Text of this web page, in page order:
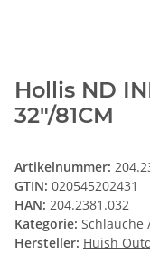
Hollis ND
32"/81CM
Artikelnummer:
GTIN: 020545202431
HAN: 204.2381.032
Kategorie: Schläuche
Hersteller: Huish